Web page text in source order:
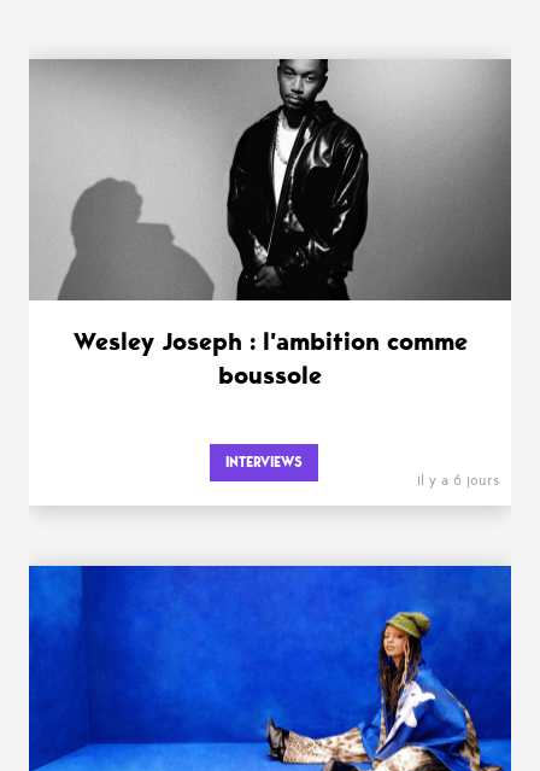
WANT MORE ?
Wesley Joseph : l’ambition comme
boussole
INTERVIEWS
il y a 6 jours